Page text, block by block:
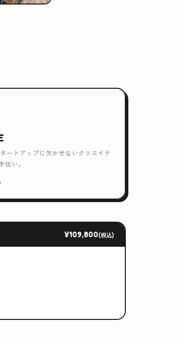
ートアップに欠かせないクリエイテ
伝い。
¥109,800(税込)